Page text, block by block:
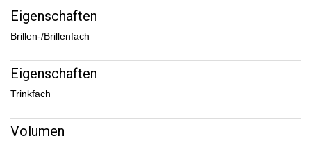
Eigenschaften
Brillen-/Brillenfach
Eigenschaften
Trinkfach
Volumen